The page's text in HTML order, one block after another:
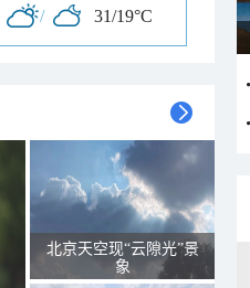
/ 31/19°C
北京天空现“云隙光”景
象